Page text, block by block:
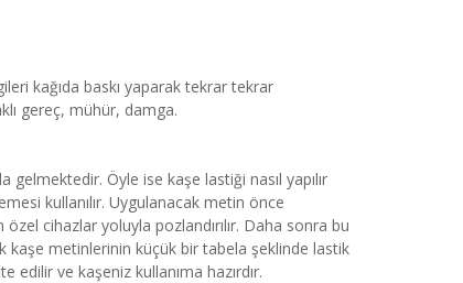
kağıda baskı yaparak tekrar tekrar
gereç, mühür, damga.
gelmektedir. Öyle ise kaşe lastiği nasıl yapılır
kullanılır. Uygulanacak metin önce
özel cihazlar yoluyla pozlandırılır. Daha sonra bu
kaşe metinlerinin küçük bir tabela şeklinde lastik
ve kaşeniz kullanıma hazırdır.